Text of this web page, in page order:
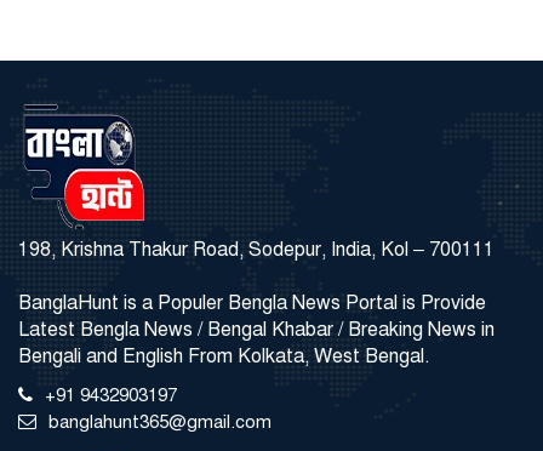
198, Krishna Thakur Road, Sodepur, India, Kol – 700111
BanglaHunt is a Populer Bengla News Portal is Provide
Latest Bengla News / Bengal Khabar / Breaking News in
Bengali and English From Kolkata, West Bengal.
+91 9432903197
banglahunt365@gmail.com